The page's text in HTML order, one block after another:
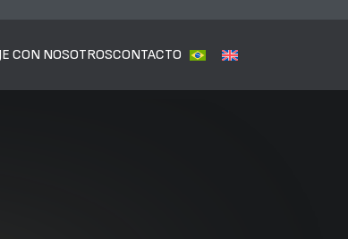
CON NOSOTROSCONTACTO